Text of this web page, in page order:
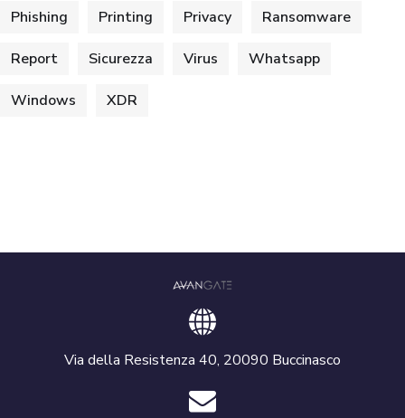
Phishing Printing Privacy Ransomware
Report Sicurezza Virus Whatsapp
Windows XDR
Via della Resistenza 40, 20090 Buccinasco